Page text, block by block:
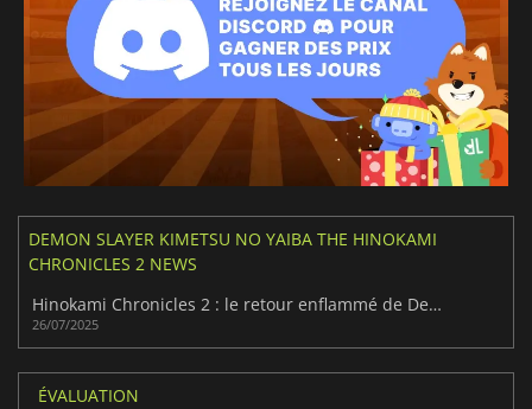
DEMON SLAYER KIMETSU NO YAIBA THE HINOKAMI
CHRONICLES 2 NEWS
Hinokami Chronicles 2 : le retour enflammé de Demon Slayer
26/07/2025
ÉVALUATION